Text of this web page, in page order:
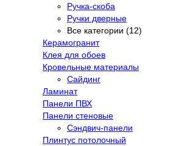
Ручка-скоба
Ручки дверные
Все категории (12)
Керамогранит
Клея для обоев
Кровельные материалы
Сайдинг
Ламинат
Панели ПВХ
Панели стеновые
Сэндвич-панели
Плинтус потолочный